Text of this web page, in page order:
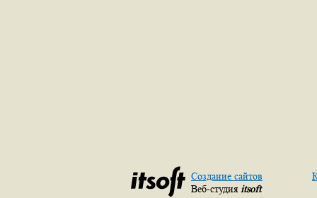
Создание сайтов
Веб-студия itsoft